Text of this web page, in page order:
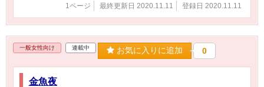
1ページ 最終更新日 2020.11.11 登録日 2020.11.11
一般女性向け 連載中 お気に入りに追加 0
金魚夜